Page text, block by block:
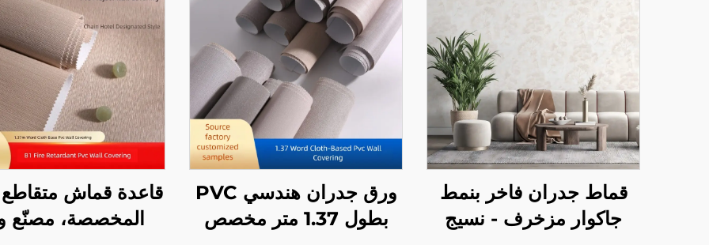
قماط جدران فاخر بنمط
جاكوار مزخرف - نسيج
ورق جدران هندسي PVC
بطول 1.37 متر مخصص
المخصصة، مصنّع